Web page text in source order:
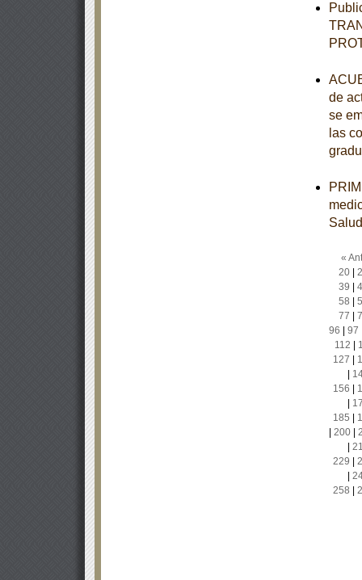
de
se
las
«
20|
39
58
77
96
97
112
127
156
185
200|
229
258